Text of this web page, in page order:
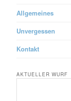
Allgemeines
Unvergessen
Kontakt
AKTUELLER WURF